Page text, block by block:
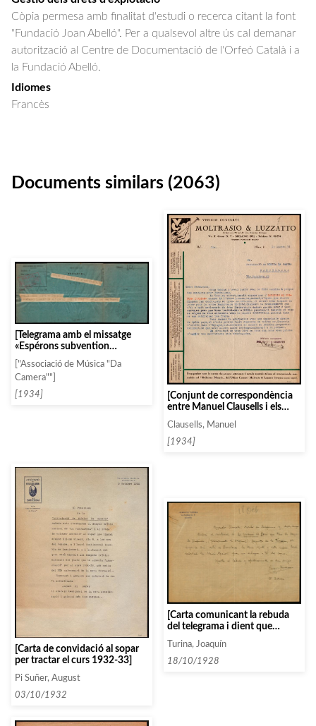
Còpia permesa amb finalitat d'estudi o recerca citant la font
"Fundació Joan Abelló". Per a qualsevol altre ús cal demanar
autorització al Centre de Documentació de l'Orfeó Català i a
la Fundació Abelló.
Idiomes
Francès
Documents similars (2063)
[Telegrama amb el missatge
«Espérons subvention
patientez jusqu a lundi»]
["Associació de Música "Da
Camera""]
[1934]
[Conjunt de correspondència
entre Manuel Clausells i els
senyors Moltrasio i Luzzatto]
Clausells, Manuel
[1934]
[Carta de convidació al sopar
per tractar el curs 1932-33]
Pi Suñer, August
03/10/1932
[Carta comunicant la rebuda
del telegrama i dient que
demanen i del material de la
Farruca]
Turina, Joaquín
18/10/1928